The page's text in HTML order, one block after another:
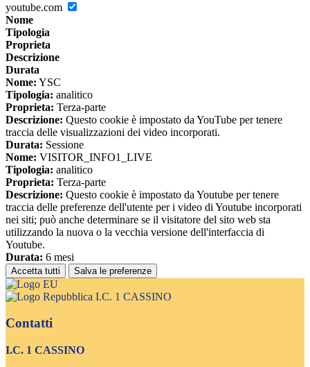
youtube.com
Nome
Tipologia
Proprieta
Descrizione
Durata
Nome: YSC
Tipologia: analitico
Proprieta: Terza-parte
Descrizione: Questo cookie è impostato da YouTube per tenere
traccia delle visualizzazioni dei video incorporati.
Durata: Sessione
Nome: VISITOR_INFO1_LIVE
Tipologia: analitico
Proprieta: Terza-parte
Descrizione: Questo cookie è impostato da Youtube per tenere
traccia delle preferenze dell'utente per i video di Youtube incorporati
nei siti; può anche determinare se il visitatore del sito web sta
utilizzando la nuova o la vecchia versione dell'interfaccia di
Youtube.
Durata: 6 mesi
Accetta tutti Salva le preferenze
I.C. 1 CASSINO
Contatti
I.C. 1 CASSINO